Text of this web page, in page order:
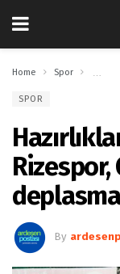
Home Spor
SPOR
By